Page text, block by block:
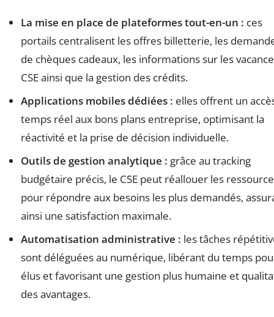
La mise en place de plateformes tout-en-un : ces
portails centralisent les offres billetterie, les
de chèques cadeaux, les informations sur les
CSE ainsi que la gestion des crédits.
Applications mobiles dédiées : elles offrent un
temps réel aux bons plans entreprise, optimisant la
réactivité et la prise de décision individuelle.
Outils de gestion analytique : grâce au tracking
budgétaire précis, le CSE peut réallouer les
pour répondre aux besoins les plus demandés,
ainsi une satisfaction maximale.
Automatisation administrative : les tâches
sont déléguées au numérique, libérant du temps
élus et favorisant une gestion plus humaine et
des avantages.